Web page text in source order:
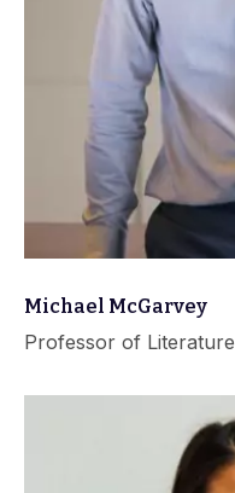
Michael McGarvey
Professor of Literature